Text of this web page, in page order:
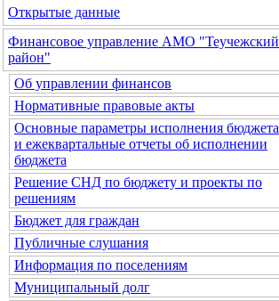
Открытые данные
Финансовое управление АМО "Теучежский
район"
Об управлении финансов
Нормативные правовые акты
Основные параметры исполнения бюджета
и ежеквартальные отчеты об исполнении
бюджета
Решение СНД по бюджету и проекты по
решениям
Бюджет для граждан
Публичные слушания
Информация по поселениям
Муниципальный долг